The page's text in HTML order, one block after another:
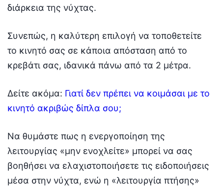
διάρκεια της νύχτας.
Συνεπώς, η καλύτερη επιλογή να τοποθετείτε
το κινητό σας σε κάποια απόσταση από το
κρεβάτι σας, ιδανικά πάνω από τα 2 μέτρα.
Δείτε ακόμα: Γιατί δεν πρέπει να κοιμάσαι με το
κινητό ακριβώς δίπλα σου;
Να θυμάστε πως η ενεργοποίηση της
λειτουργίας «μην ενοχλείτε» μπορεί να σας
βοηθήσει να ελαχιστοποιήσετε τις ειδοποιήσεις
μέσα στην νύχτα, ενώ η «λειτουργία πτήσης»